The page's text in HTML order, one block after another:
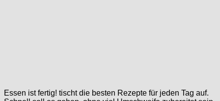
Essen ist fertig! tischt die besten Rezepte für jeden Tag auf.